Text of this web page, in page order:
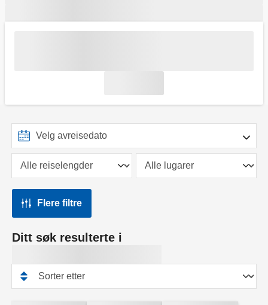
Flere filtre
Ditt søk resulterte i